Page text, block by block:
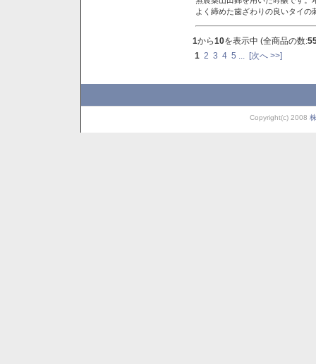
よく締めた歯ざわりの良いタイ
1から10を表示中 (全商品の数:
1 2 3 4 5 [次へ >>]
Copyright(c) 2008